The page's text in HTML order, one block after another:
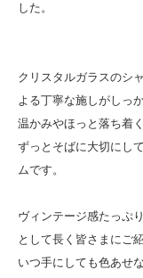
した。
クリスタルガラスのシ
よる丁寧な施しがしっ
温かみやほっと落ち着
ずっとそばに大切にし
ムです。
ヴィンテージ感たっぷ
として長く皆さまにご
いつ手にしても色あせ